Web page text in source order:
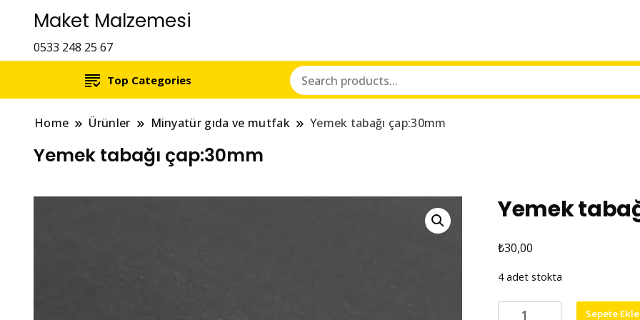
Maket Malzemesi
0533 248 25 67
Top Categories
Home Ürünler Minyatür gıda ve mutfak Yemek tabağı çap:30mm
Yemek tabağı çap:30mm
Yemek
₺30,00
4 adet stokta
Yemek
Sepete Ekle